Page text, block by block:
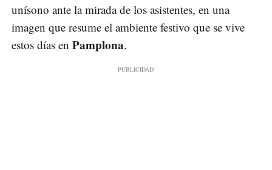
unísono ante la mirada de los asistentes, en una
imagen que resume el ambiente festivo que se vive
estos días en Pamplona.